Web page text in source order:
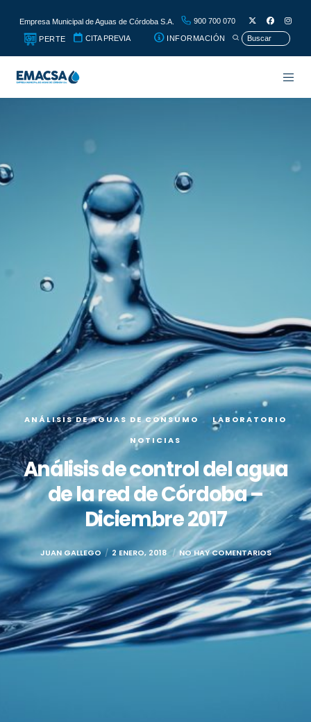
Empresa Municipal de Aguas de Córdoba S.A. 900 700 070
PERTE CITA PREVIA INFORMACIÓN
ANÁLISIS DE AGUAS DE CONSUMO
LABORATORIO
NOTICIAS
Análisis de control del agua
de la red de Córdoba –
Diciembre 2017
JUAN GALLEGO 2 ENERO, 2018 NO HAY COMENTARIOS